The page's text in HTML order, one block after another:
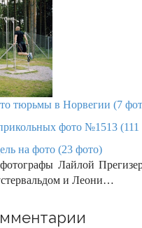
тюрьмы в Норвегии (7
фото №1513 (111
на фото (23 фото)
Лайлой
и Леони…